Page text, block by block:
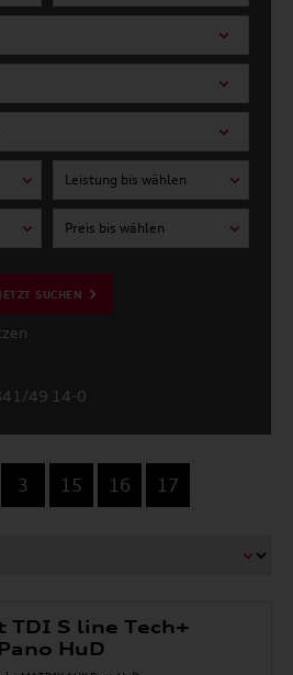
Leistung bis wählen
Preis bis wählen
SUCHEN
49 14-0
3 15 16 17
S line Tech+
HuD